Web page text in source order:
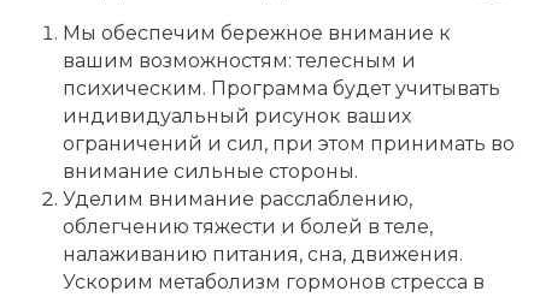
Мы обеспечим бережное внимание к
вашим возможностям: телесным и
психическим. Программа будет учитывать
индивидуальный рисунок ваших
ограничений и сил, при этом принимать во
внимание сильные стороны.
Уделим внимание расслаблению,
облегчению тяжести и болей в теле,
налаживанию питания, сна, движения.
Ускорим метаболизм гормонов стресса в